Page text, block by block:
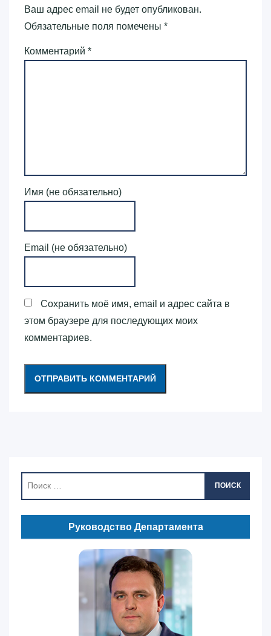
Ваш адрес email не будет опубликован.
Обязательные поля помечены *
Комментарий *
Имя (не обязательно)
Email (не обязательно)
Сохранить моё имя, email и адрес сайта в
этом браузере для последующих моих
комментариев.
ПОИСК
Руководство Департамента